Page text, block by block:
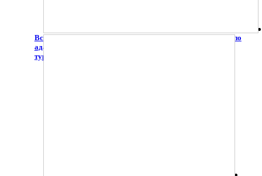
Всероссийский онлайн-фестиваль студенческих проектов по
адаптивной двигательной рекреации и инклюзивному
туризму «Мир в твоих руках»